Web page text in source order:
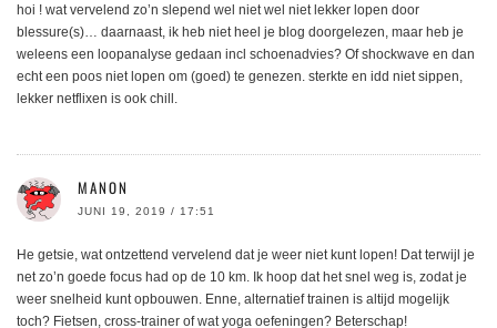
hoi ! wat vervelend zo’n slepend wel niet wel niet lekker lopen door
blessure(s)… daarnaast, ik heb niet heel je blog doorgelezen, maar heb je
weleens een loopanalyse gedaan incl schoenadvies? Of shockwave en dan
echt een poos niet lopen om (goed) te genezen. sterkte en idd niet sippen,
lekker netflixen is ook chill.
MANON
JUNI 19, 2019 / 17:51
He getsie, wat ontzettend vervelend dat je weer niet kunt lopen! Dat terwijl je
net zo’n goede focus had op de 10 km. Ik hoop dat het snel weg is, zodat je
weer snelheid kunt opbouwen. Enne, alternatief trainen is altijd mogelijk
toch? Fietsen, cross-trainer of wat yoga oefeningen? Beterschap!